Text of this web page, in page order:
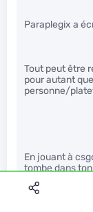
Paraplegix a
Tout peut être
pour autant
personne/
En jouant à
tombe dans
payer et le
Cite moi une